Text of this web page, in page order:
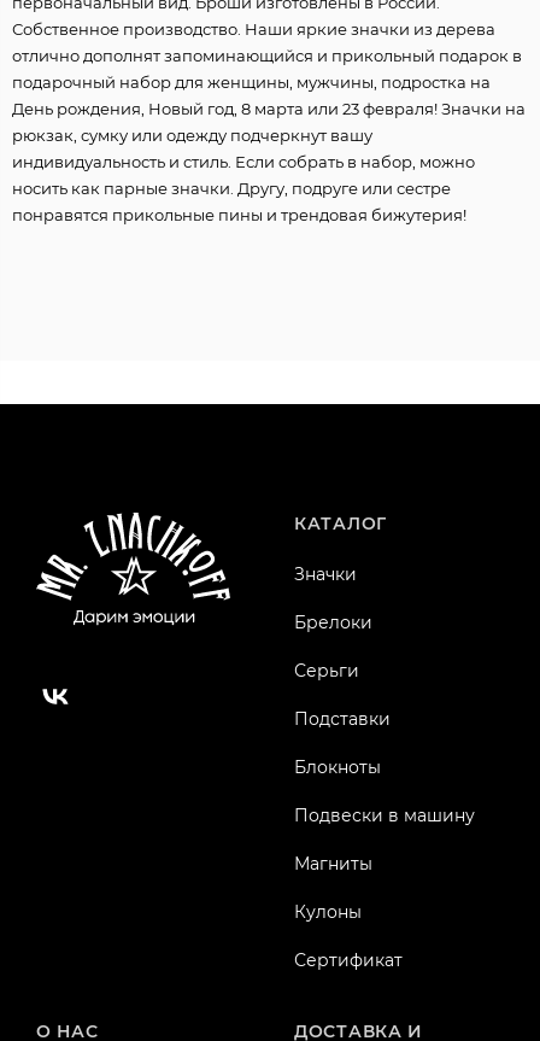
Собственное производство. Наши яркие значки из дерева
отлично дополнят запоминающийся и прикольный подарок в
подарочный набор для женщины, мужчины, подростка на
День рождения, Новый год, 8 марта или 23 февраля! Значки на
рюкзак, сумку или одежду подчеркнут вашу
индивидуальность и стиль. Если собрать в набор, можно
носить как парные значки. Другу, подруге или сестре
понравятся прикольные пины и трендовая бижутерия!
КАТАЛОГ
Значки
Брелоки
Серьги
Подставки
Блокноты
Подвески в машину
Магниты
Кулоны
Сертификат
О НАС ДОСТАВКА И